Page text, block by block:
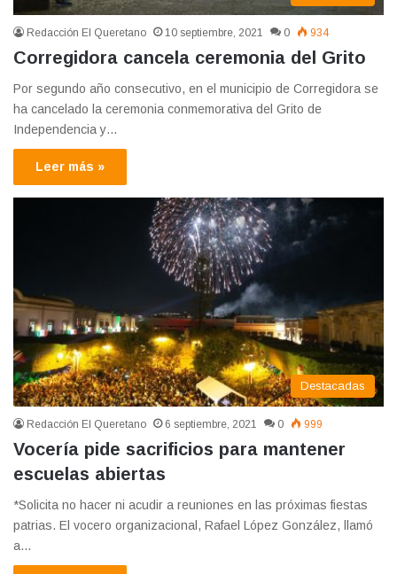
Redacción El Queretano 10 septiembre, 2021 0 934
Corregidora cancela ceremonia del Grito
Por segundo año consecutivo, en el municipio de Corregidora se
ha cancelado la ceremonia conmemorativa del Grito de
Independencia y…
Leer más »
Destacadas
Redacción El Queretano 6 septiembre, 2021 0 999
Vocería pide sacrificios para mantener
escuelas abiertas
*Solicita no hacer ni acudir a reuniones en las próximas fiestas
patrias. El vocero organizacional, Rafael López González, llamó
a…